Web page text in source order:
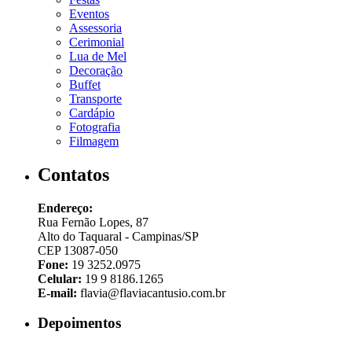
Eventos
Assessoria
Cerimonial
Lua de Mel
Decoração
Buffet
Transporte
Cardápio
Fotografia
Filmagem
Contatos
Endereço:
Rua Fernão Lopes, 87
Alto do Taquaral - Campinas/SP
CEP 13087-050
Fone: 19 3252.0975
Celular: 19 9 8186.1265
E-mail: flavia@flaviacantusio.com.br
Depoimentos